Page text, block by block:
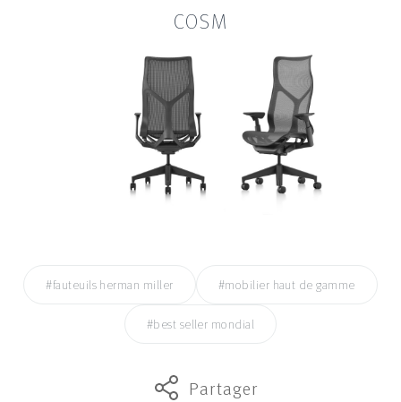
COSM
#fauteuils herman miller #mobilier haut de gamme
#best seller mondial
Partager